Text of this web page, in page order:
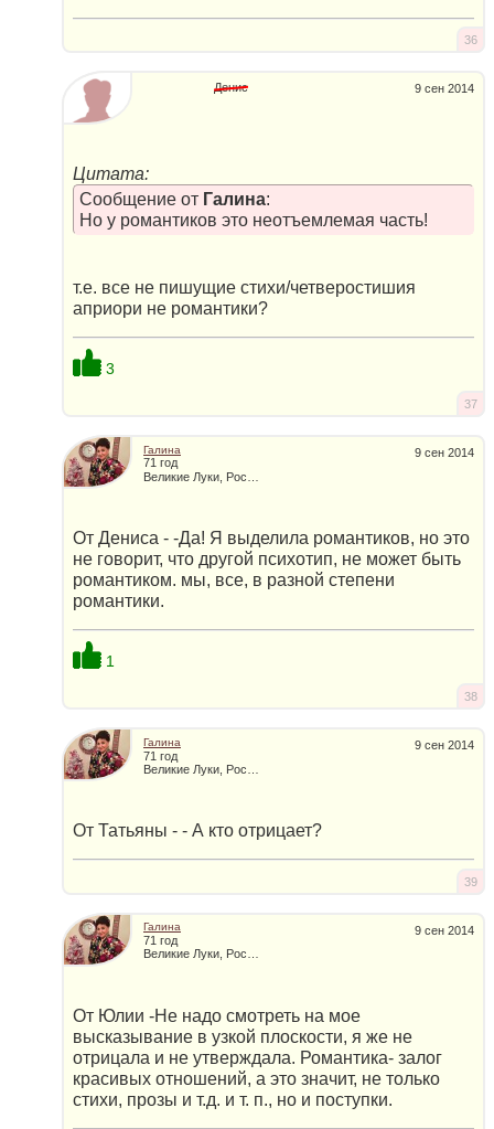
36
9 сен 2014
Денис
Цитата:
Сообщение от Галина:
Но у романтиков это неотъемлемая часть!
т.е. все не пишущие стихи/четверостишия
априори не романтики?
3
37
9 сен 2014
Галина
71 год
От Дениса - -Да! Я выделила романтиков, но это
не говорит, что другой психотип, не может быть
романтиком. мы, все, в разной степени
романтики.
1
38
9 сен 2014
Галина
71 год
От Татьяны - - А кто отрицает?
39
9 сен 2014
Галина
71 год
От Юлии -Не надо смотреть на мое
высказывание в узкой плоскости, я же не
отрицала и не утверждала. Романтика- залог
красивых отношений, а это значит, не только
стихи, прозы и т.д. и т. п., но и поступки.